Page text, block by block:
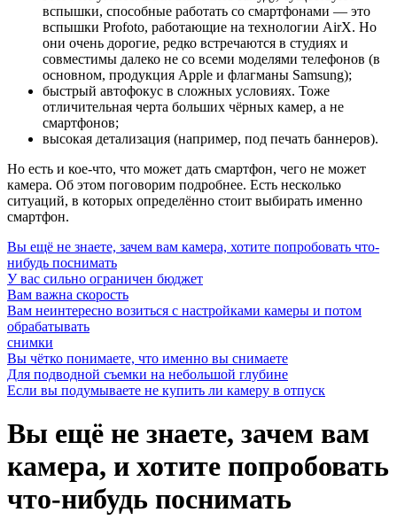
вспышки, способные работать со смартфонами — это
вспышки Profoto, работающие на технологии AirX. Но
они очень дорогие, редко встречаются в студиях и
совместимы далеко не со всеми моделями телефонов (в
основном, продукция Apple и флагманы Samsung);
быстрый автофокус в сложных условиях. Тоже
отличительная черта больших чёрных камер, а не
смартфонов;
высокая детализация (например, под печать баннеров).
Но есть и кое-что, что может дать смартфон, чего не может
камера. Об этом поговорим подробнее. Есть несколько
ситуаций, в которых определённо стоит выбирать именно
смартфон.
Вы ещё не знаете, зачем вам камера, хотите попробовать что-
нибудь поснимать
У вас сильно ограничен бюджет
Вам важна скорость
Вам неинтересно возиться с настройками камеры и потом
обрабатывать
снимки
Вы чётко понимаете, что именно вы снимаете
Для подводной съемки на небольшой глубине
Если вы подумываете не купить ли камеру в отпуск
Вы ещё не знаете, зачем вам
камера, и хотите попробовать
что-нибудь поснимать